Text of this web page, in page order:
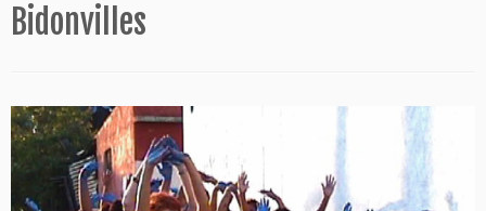
Bidonvilles